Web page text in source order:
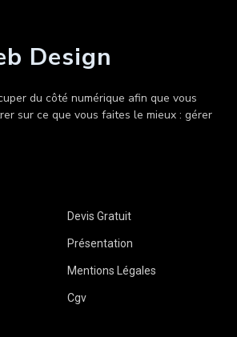
Design
du côté numérique afin que vous
sur ce que vous faites le mieux : gérer
Devis Gratuit
Présentation
Mentions Légales
Cgv